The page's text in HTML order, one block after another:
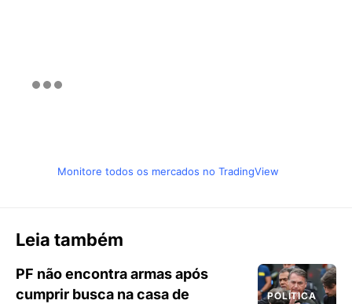
Monitore todos os mercados no TradingView
Leia também
POLÍTICA
PF não encontra armas após
cumprir busca na casa de